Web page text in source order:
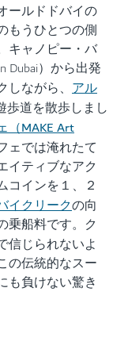
ールドドバイの
もうひとつの側
キャノピー・バ
Dubai）から出発
ながら、 アル
歩道を散歩しまし
（MAKE Art
ェでは淹れたて
イティブなアク
コインを１、２
イクリークの向
乗船料です。ク
信じられないよ
の伝統的なスー
も負けない驚き